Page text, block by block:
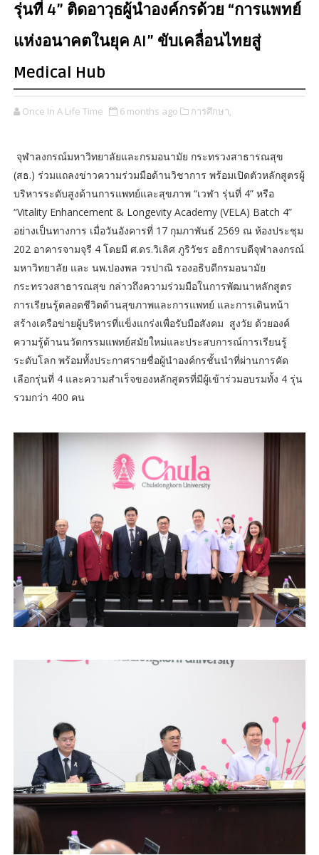
รุ่นที่ 4” ติดอาวุธผู้นำองค์กรด้วย “การแพทย์
แห่งอนาคตในยุค AI” ขับเคลื่อนไทยสู่
Medical Hub
Once In A Life Time 6 months ago การศึกษา,
จุฬาลงกรณ์มหาวิทยาลัยและกรมอนามัย กระทรวงสาธารณสุข
(สธ.) ร่วมแถลงข่าวความร่วมมือด้านวิชาการ พร้อมเปิดตัวหลักสูตรผู้
บริหารระดับสูงด้านการแพทย์และสุขภาพ “เวฬา รุ่นที่ 4” หรือ
“Vitality Enhancement & Longevity Academy (VELA) Batch 4”
อย่างเป็นทางการ เมื่อวันอังคารที่ 17 กุมภาพันธ์ 2569 ณ ห้องประชุม
202 อาคารจามจุรี 4 โดยมี ศ.ดร.วิเลิศ ภูริวัชร อธิการบดีจุฬาลงกรณ์
มหาวิทยาลัย และ นพ.ปองพล วรปาณิ รองอธิบดีกรมอนามัย
กระทรวงสาธารณสุข กล่าวถึงความร่วมมือในการพัฒนาหลักสูตร
การเรียนรู้ตลอดชีวิตด้านสุขภาพและการแพทย์ และการเดินหน้า
สร้างเครือข่ายผู้บริหารที่แข็งแกร่งเพื่อรับมือสังคม สูงวัย ด้วยองค์
ความรู้ด้านนวัตกรรมแพทย์สมัยใหม่และประสบการณ์การเรียนรู้
ระดับโลก พร้อมทั้งประกาศรายชื่อผู้นำองค์กรชั้นนำที่ผ่านการคัด
เลือกรุ่นที่ 4 และความสำเร็จของหลักสูตรที่มีผู้เข้าร่วมอบรมทั้ง 4 รุ่น
รวมกว่า 400 คน